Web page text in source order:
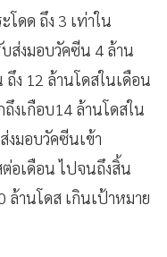
โดด ถึง 3 เท่าใน
ส่งมอบวัคซีน 4 ล้าน
ถึง 12 ล้านโดสในเดือน
งเกือบ14 ล้านโดสใน
งมอบวัคซีนเข้า
ต่อเดือน ไปจนถึงสิ้น
ล้านโดส เกินเป้าหมาย